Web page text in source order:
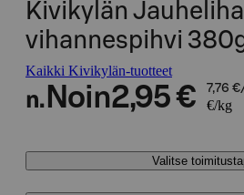
Kivikylän Jauheliha
vihannespihvi
Kaikki Kivikylän-tuotteet
n. Noin2,95 € 7,76
€/kg
Valitse